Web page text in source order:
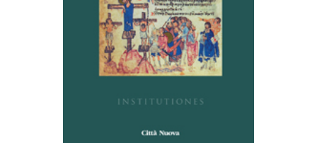
AGGIUNGI AL CARRELLO